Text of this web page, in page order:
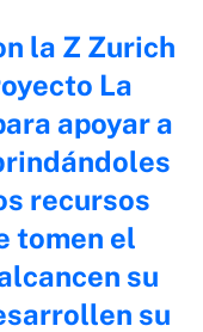
la Z Zurich
La
apoyar a
recursos
tomen el
su
su